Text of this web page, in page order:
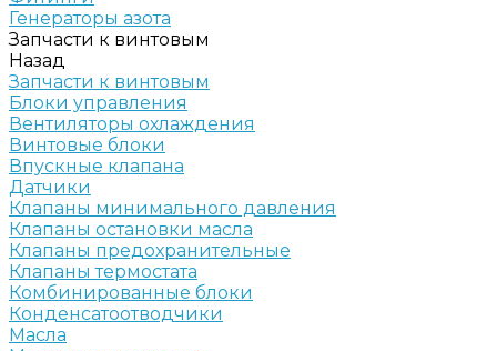
Генераторы азота
Запчасти к винтовым
Назад
Запчасти к винтовым
Блоки управления
Вентиляторы охлаждения
Винтовые блоки
Впускные клапана
Датчики
Клапаны минимального давления
Клапаны остановки масла
Клапаны предохранительные
Клапаны термостата
Комбинированные блоки
Конденсатоотводчики
Масла